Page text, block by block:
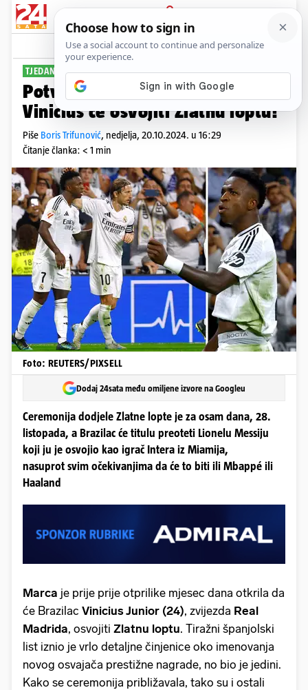
PRIJAVA
Sport Komentari
TJEDAN DANA DO DODJELE
Potvrde pljušte sa svih strana:
Vinicius će osvojiti Zlatnu loptu!
Piše Boris Trifunović, nedjelja, 20.10.2024. u 16:29
Čitanje članka: < 1 min
Foto: REUTERS/PIXSELL
Dodaj 24sata među omiljene izvore na Googleu
Ceremonija dodjele Zlatne lopte je za osam dana, 28.
listopada, a Brazilac će titulu preoteti Lionelu Messiju
koji ju je osvojio kao igrač Intera iz Miamija,
nasuprot svim očekivanjima da će to biti ili Mbappé ili
Haaland
Marca je prije prije otprilike mjesec dana otkrila da
će Brazilac Vinicius Junior (24), zvijezda Real
Madrida, osvojiti Zlatnu loptu. Tiražni španjolski
list iznio je vrlo detaljne činjenice oko imenovanja
novog osvajača prestižne nagrade, no bio je jedini.
Kako se ceremonija približavala, tako su i ostali